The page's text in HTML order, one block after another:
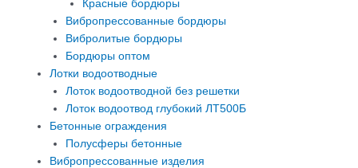
Красные бордюры
Вибропрессованные бордюры
Вибролитые бордюры
Бордюры оптом
Лотки водоотводные
Лоток водоотводной без решетки
Лоток водоотвод глубокий ЛТ500Б
Бетонные ограждения
Полусферы бетонные
Вибропрессованные изделия